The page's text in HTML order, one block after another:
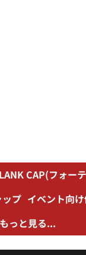
CAP(フォー
プ イベント向
もっと見る...